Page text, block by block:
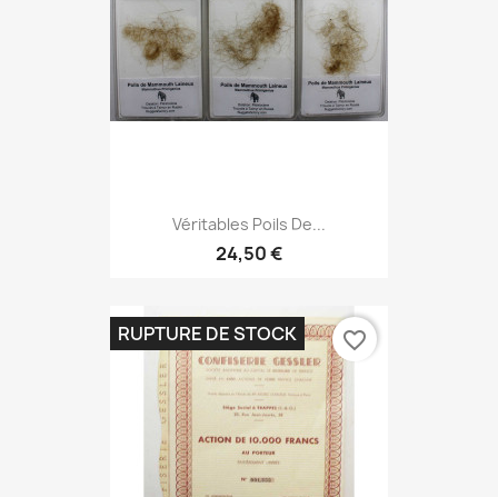
Véritables Poils De...
24,50 €
RUPTURE DE STOCK favorite_border